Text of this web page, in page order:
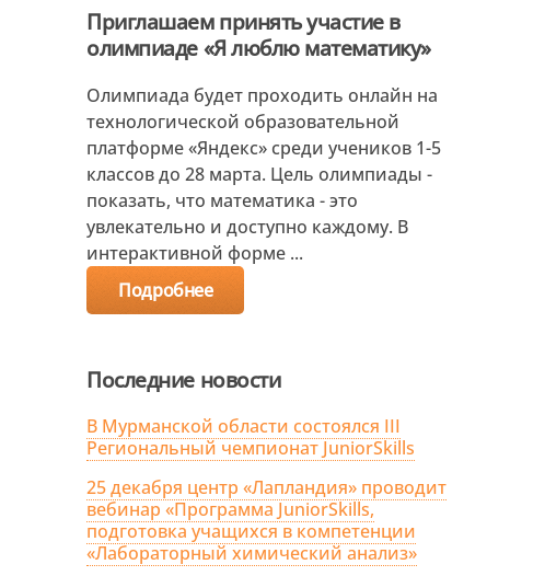
Приглашаем принять участие в
олимпиаде «Я люблю математику»
Олимпиада будет проходить онлайн на
технологической образовательной
платформе «Яндекс» среди учеников 1-5
классов до 28 марта. Цель олимпиады -
показать, что математика - это
увлекательно и доступно каждому. В
интерактивной форме ...
Подробнее
Последние новости
В Мурманской области состоялся III
Региональный чемпионат JuniorSkills
25 декабря центр «Лапландия» проводит
вебинар «Программа JuniorSkills,
подготовка учащихся в компетенции
«Лабораторный химический анализ»